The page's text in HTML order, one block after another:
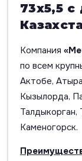
73х5,5 с
Компания
по всем
Актобе,
Кызылорда,
Талдыкорган,
Каменогорск.